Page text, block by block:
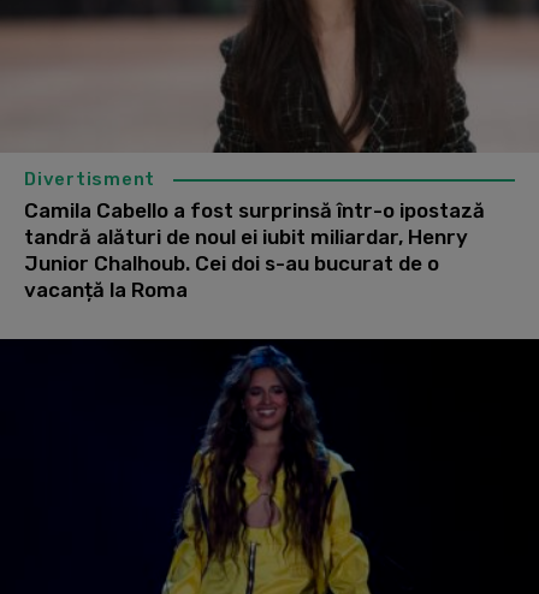
Divertisment
Camila Cabello a fost surprinsă într-o ipostază
tandră alături de noul ei iubit miliardar, Henry
Junior Chalhoub. Cei doi s-au bucurat de o
vacanță la Roma